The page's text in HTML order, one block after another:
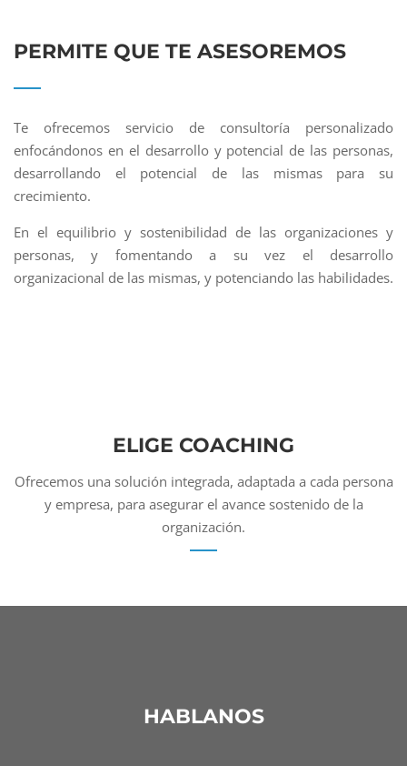
PERMITE QUE TE ASESOREMOS
Te ofrecemos servicio de consultoría personalizado
enfocándonos en el desarrollo y potencial de las personas,
desarrollando el potencial de las mismas para su
crecimiento.
En el equilibrio y sostenibilidad de las organizaciones y
personas, y fomentando a su vez el desarrollo
organizacional de las mismas, y potenciando las habilidades.
ELIGE COACHING
Ofrecemos una solución integrada, adaptada a cada persona
y empresa, para asegurar el avance sostenido de la
organización.
HABLANOS